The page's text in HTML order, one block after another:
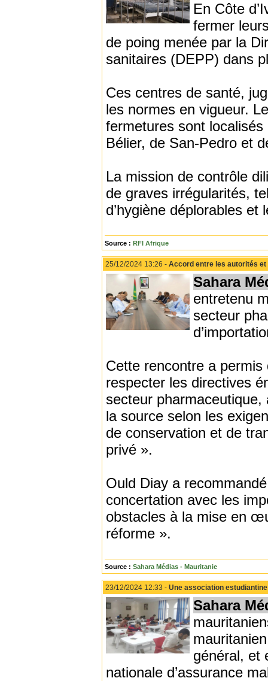
En Côte
fermer
de poing menée par la
sanitaires (DEPP) dans
Ces centres de santé,
les normes en vigueur.
fermetures sont
Bélier, de San-Pedro et
La mission de contrôle
de graves irrégularités,
d’hygiène déplorables
Source : RFI Afrique
25/12/2024 13:26 - Accord entre les autorités et
Sahara
entretenu
secteur
Cette rencontre a
respecter les directives
secteur
la source selon les
de conservation et de
privé ».
Ould Diay a
concertation avec les
obstacles à la mise en
réforme ».
Source : Sahara Médias - Mauritanie
23/12/2024 12:33 - Une association
Sahara
général, et
nationale d’assurance